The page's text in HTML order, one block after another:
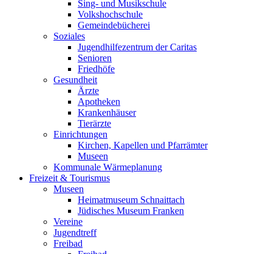
Sing- und Musikschule
Volkshochschule
Gemeindebücherei
Soziales
Jugendhilfezentrum der Caritas
Senioren
Friedhöfe
Gesundheit
Ärzte
Apotheken
Krankenhäuser
Tierärzte
Einrichtungen
Kirchen, Kapellen und Pfarrämter
Museen
Kommunale Wärmeplanung
Freizeit & Tourismus
Museen
Heimatmuseum Schnaittach
Jüdisches Museum Franken
Vereine
Jugendtreff
Freibad